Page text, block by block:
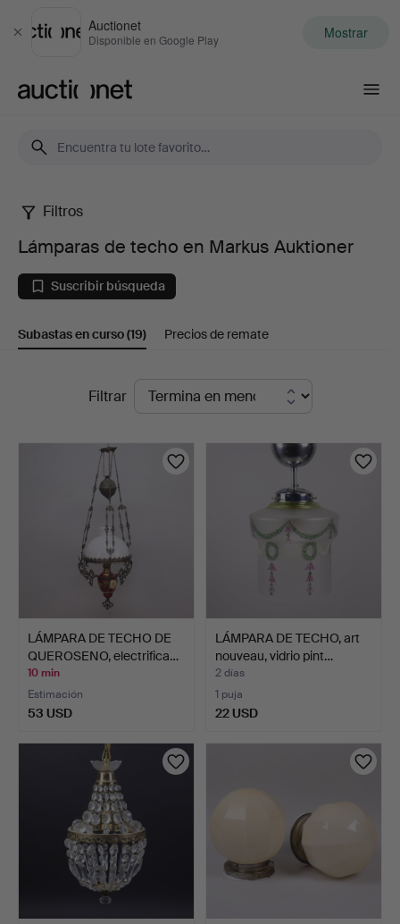
Cerrar
Auctionet
Disponible en Google Play Mostrar
Lámparas
de
techo
en
Markus
Auktioner
Filtros
Lámparas de techo en Markus Auktioner
Suscribir búsqueda
Subastas en curso(19) Precios de remate
SubastasFiltrar
LÁMPARA DE TECHO DE
QUEROSENO, electrifica…
10 min
Estimación
53 USD
LÁMPARA DE TECHO, art
nouveau, vidrio pint…
2 días
1 puja
22 USD